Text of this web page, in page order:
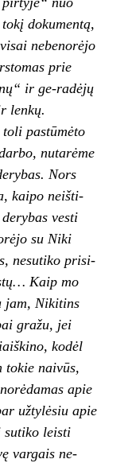
dokumen­tą,
nebe­norėjo
prie
ir ge-radėjų
lenkų.
pastūmėto
nutarė­me
Nors
kaipo neišti­
vesti
su Niki­
nesutiko prisi­
Kaip mo­
jam, Nikitins­
gražu, jei
kodėl
tokie naivūs,
apie
užtylė­siu apie
leisti
vargais ne­